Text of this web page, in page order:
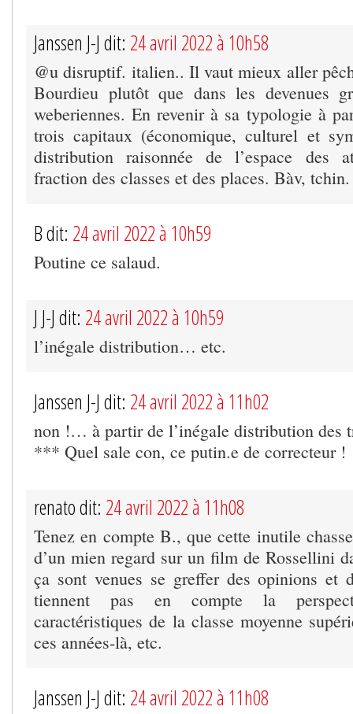
Janssen J-J dit: 24 avril 2022 à 10h58
@u disruptif. italien.. Il vaut mieux aller
Bourdieu plutôt que dans les devenues
weberiennes. En revenir à sa typologie à
trois capitaux (économique, culturel et
distribution raisonnée de l’espace des
fraction des classes et des places. Bàv, tchin.
B dit: 24 avril 2022 à 10h59
Poutine ce salaud.
J J-J dit: 24 avril 2022 à 10h59
l’inégale distribution… etc.
Janssen J-J dit: 24 avril 2022 à 11h02
non !… à partir de l’inégale distribution des
*** Quel sale con, ce putin.e de correcteur !
renato dit: 24 avril 2022 à 11h08
Tenez en compte B., que cette inutile
d’un mien regard sur un film de Rossellini
ça sont venues se greffer des opinions et
tiennent pas en compte la
caractéristiques de la classe moyenne
ces années-là, etc.
Janssen J-J dit: 24 avril 2022 à 11h08